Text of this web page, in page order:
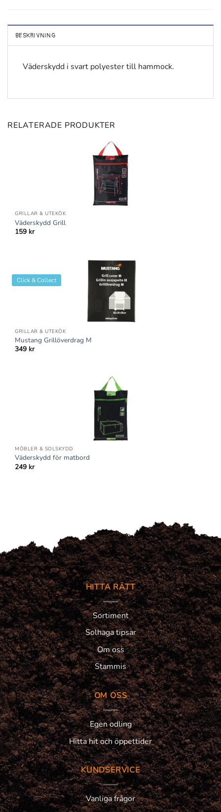
BESKRIVNING
Väderskydd i svart polyester till hammock.
RELATERADE PRODUKTER
GRILLAR & UTEKÖK
Väderskydd Grill
159 kr
Click & Collect
GRILLAR & UTEKÖK
Mustang Grillöverdrag M
349 kr
MÖBLER & SOLSKYDD
Väderskydd för matbord
249 kr
HITTA RÄTT
Sortiment
Solhaga tipsar
Om oss
Stammis
OM OSS
Egen odling
Hitta hit och öppettider
KUNDSERVICE
Vanliga frågor